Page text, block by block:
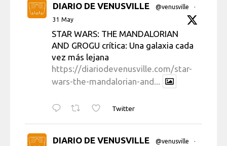
DIARIO DE VENUSVILLE @venusville
·
31 May
STAR WARS: THE MANDALORIAN
AND GROGU crítica: Una galaxia cada
vez más lejana
https://diariodevenusville.com/star-
wars-the-mandalorian-and...
Twitter
DIARIO DE VENUSVILLE @venusville
·